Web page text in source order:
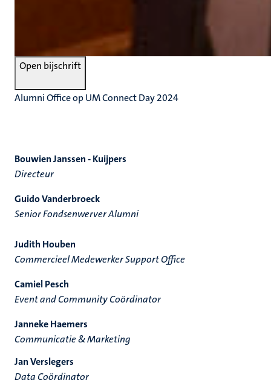
Open bijschrift
Alumni Office op UM Connect Day 2024
Bouwien Janssen - Kuijpers
Directeur
Guido Vanderbroeck
Senior Fondsenwerver Alumni
Judith Houben
Commercieel Medewerker Support Office
Camiel Pesch
Event and Community Coördinator
Janneke Haemers
Communicatie & Marketing
Jan Verslegers
Data Coördinator